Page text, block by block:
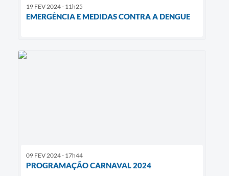
19 FEV 2024 - 11h25
EMERGÊNCIA E MEDIDAS CONTRA A DENGUE
09 FEV 2024 - 17h44
PROGRAMAÇÃO CARNAVAL 2024